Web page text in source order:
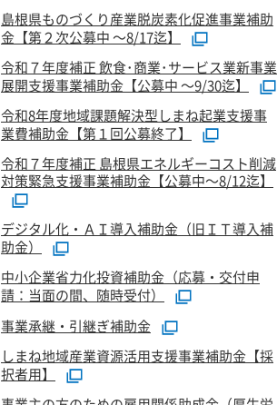
島根県ものづくり産業脱炭素化促進事業補助
金【第２次公募中 ～8/17迄】
令和７年度補正 飲食･商業･サービス業新事業
展開支援事業補助金【公募中 ～9/30迄】
令和8年度地域課題解決型しまね起業支援事
業費補助金【第１回公募終了】
令和７年度補正 島根県エネルギーコスト削減
対策緊急支援事業補助金【公募中～8/12迄】
デジタル化・ＡＩ導入補助金（旧ＩＴ導入補
助金）
中小企業省力化投資補助金（応募・交付申
請：当面の間、随時受付）
事業承継・引継ぎ補助金
しまね地域産業資源活用支援事業補助金【採
択者用】